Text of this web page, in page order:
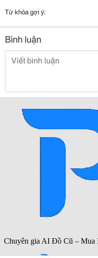
Từ khóa gợi ý:
Bình luận